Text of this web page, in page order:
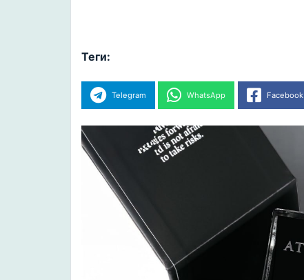
Теги:
Telegram WhatsApp Facebook